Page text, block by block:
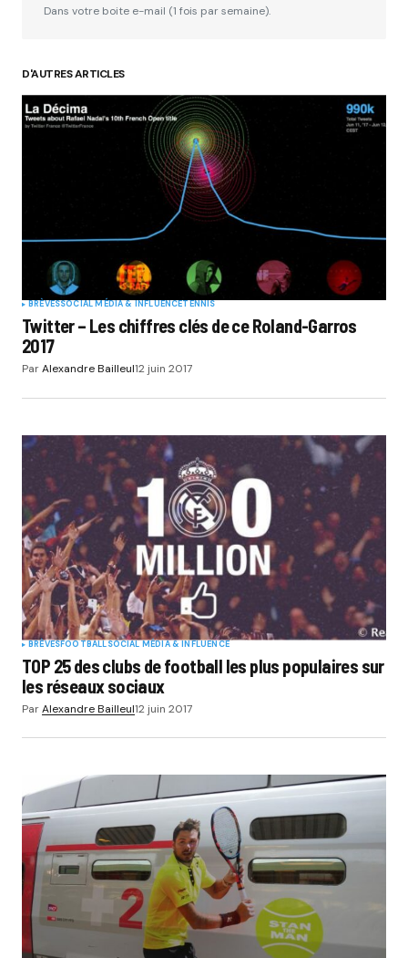
Dans votre boite e-mail (1 fois par semaine).
D'AUTRES ARTICLES
BRÈVESSOCIAL MÉDIA & INFLUENCETENNIS
Twitter – Les chiffres clés de ce Roland-Garros
2017
ParAlexandre Bailleul12 juin 2017
BRÈVESFOOTBALLSOCIAL MÉDIA & INFLUENCE
TOP 25 des clubs de football les plus populaires sur
les réseaux sociaux
ParAlexandre Bailleul12 juin 2017